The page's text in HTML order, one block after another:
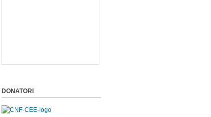
DONATORI